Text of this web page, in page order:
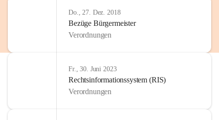
Do., 27. Dez. 2018
Bezüge Bürgermeister
Verordnungen
Fr., 30. Juni 2023
Rechtsinformationssystem (RIS)
Verordnungen